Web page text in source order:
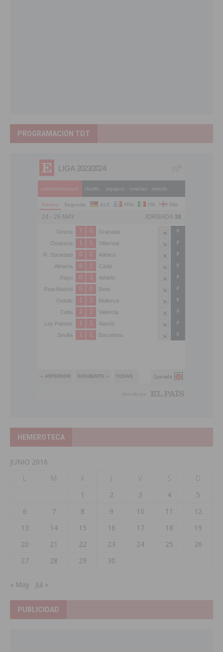
PROGRAMACIÓN TDT
HEMEROTECA
JUNIO 2016
L
M X J V S
D
1
2 3 4
5
6
7 8 9 10 11
12
13
14 15 16 17 18
19
20
21 22 23 24 25
26
27
28 29 30
« May Jul »
PUBLICIDAD